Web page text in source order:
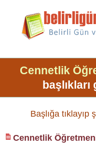
Cennetlik
Başlığa
Cennetlik